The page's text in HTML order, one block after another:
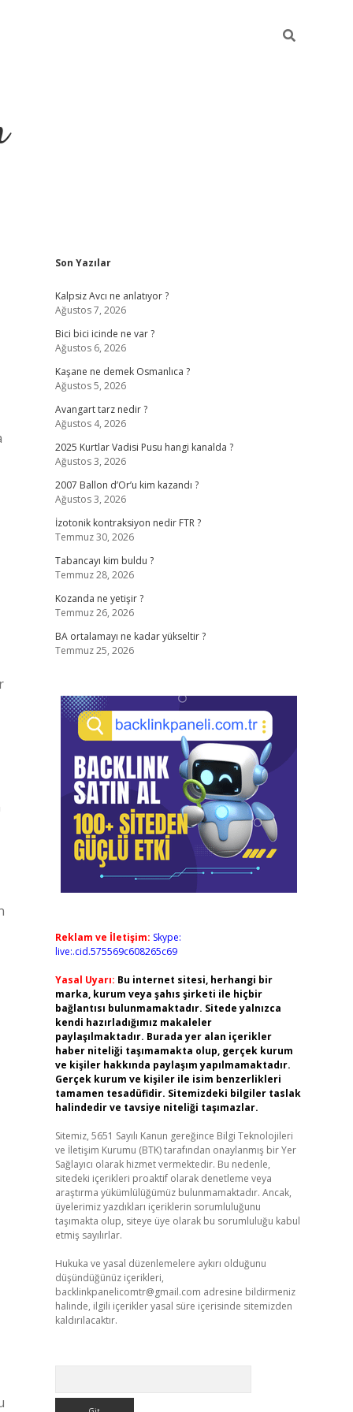
Sidebar
Son Yazılar
Kalpsiz Avcı ne anlatıyor ?
Ağustos 7, 2026
Bici bici icinde ne var ?
Ağustos 6, 2026
Kaşane ne demek Osmanlıca ?
Ağustos 5, 2026
Avangart tarz nedir ?
Ağustos 4, 2026
2025 Kurtlar Vadisi Pusu hangi kanalda ?
Ağustos 3, 2026
2007 Ballon d’Or’u kim kazandı ?
Ağustos 3, 2026
İzotonik kontraksiyon nedir FTR ?
Temmuz 30, 2026
Tabancayı kim buldu ?
Temmuz 28, 2026
Kozanda ne yetişir ?
Temmuz 26, 2026
BA ortalamayı ne kadar yükseltir ?
Temmuz 25, 2026
Reklam ve İletişim: Skype:
live:.cid.575569c608265c69
Yasal Uyarı: Bu internet sitesi, herhangi bir
marka, kurum veya şahıs şirketi ile hiçbir
bağlantısı bulunmamaktadır. Sitede yalnızca
kendi hazırladığımız makaleler
paylaşılmaktadır. Burada yer alan içerikler
haber niteliği taşımamakta olup, gerçek kurum
ve kişiler hakkında paylaşım yapılmamaktadır.
Gerçek kurum ve kişiler ile isim benzerlikleri
tamamen tesadüfidir. Sitemizdeki bilgiler taslak
halindedir ve tavsiye niteliği taşımazlar.
Sitemiz, 5651 Sayılı Kanun gereğince Bilgi Teknolojileri
ve İletişim Kurumu (BTK) tarafından onaylanmış bir Yer
Sağlayıcı olarak hizmet vermektedir. Bu nedenle,
sitedeki içerikleri proaktif olarak denetleme veya
araştırma yükümlülüğümüz bulunmamaktadır. Ancak,
üyelerimiz yazdıkları içeriklerin sorumluluğunu
taşımakta olup, siteye üye olarak bu sorumluluğu kabul
etmiş sayılırlar.
Hukuka ve yasal düzenlemelere aykırı olduğunu
düşündüğünüz içerikleri,
backlinkpanelicomtr@gmail.com adresine bildirmeniz
halinde, ilgili içerikler yasal süre içerisinde sitemizden
kaldırılacaktır.